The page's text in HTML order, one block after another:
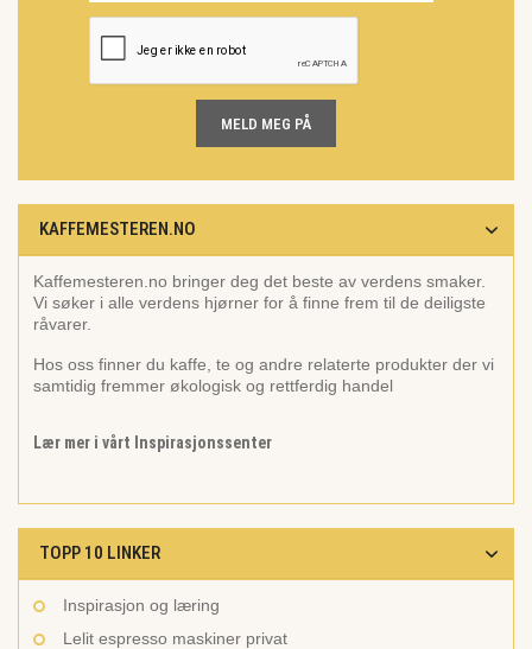
MELD MEG PÅ
KAFFEMESTEREN.NO
Kaffemesteren.no bringer deg det beste av verdens smaker.
Vi søker i alle verdens hjørner for å finne frem til de deiligste
råvarer.
Hos oss finner du kaffe, te og andre relaterte produkter der vi
samtidig fremmer økologisk og rettferdig handel
Lær mer i vårt Inspirasjonssenter
TOPP 10 LINKER
Inspirasjon og læring
Lelit espresso maskiner privat